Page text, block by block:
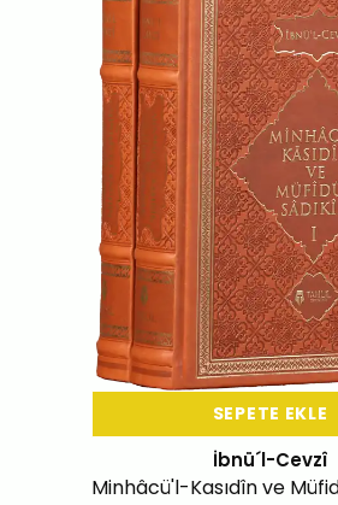
SEPETE EKLE
İbnü´l-Cevzî